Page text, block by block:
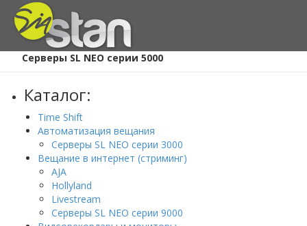
Главная / Каталог
Серверы SL NEO серии 5000
Каталог:
Time Shift
Автоматизация вещания
Серверы SL NEO серии 3000
Вещание в интернет (стриминг)
AJA
Hollyland
Livestream
Серверы SL NEO серии 9000